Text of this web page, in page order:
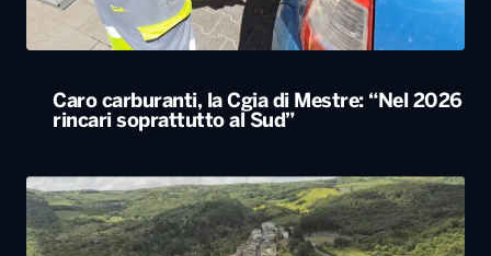
Caro carburanti, la Cgia di Mestre: “Nel 2026
rincari soprattutto al Sud”